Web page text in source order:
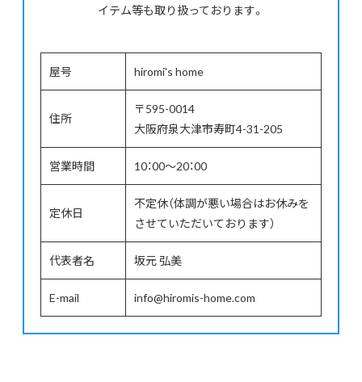
イテム等も取り扱っております。
屋号 hiromi's home
住所
〒595-0014
大阪府泉大津市寿町4-31-205
営業時間 10：00～20：00
定休日
不定休（体調が悪い場合はお休みを
させていただいております）
代表者名 坂元 弘美
E-mail info@hiromis-home.com